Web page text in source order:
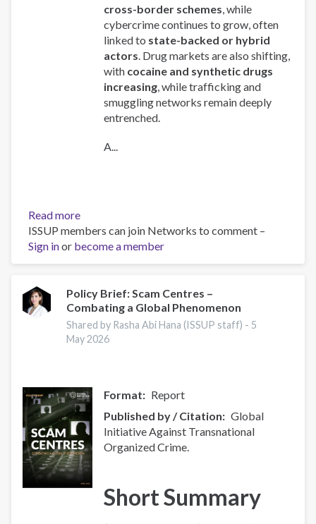
cross-border schemes , while
cybercrime continues to grow, often
linked to state-backed or hybrid
actors . Drug markets are also shifting,
with cocaine and synthetic drugs
increasing , while trafficking and
smuggling networks remain deeply
entrenched.
A...
Read more
Global
Organized
Crime
2025
-
Europe
Overview
ISSUP members can join Networks to comment –
Sign inor become a member
Policy Brief: Scam Centres –
Combating a Global Phenomenon
Shared by Rasha Abi Hana (ISSUP staff) - 5
May 2026
Format
Report
Published by / Citation
Global
Initiative Against Transnational
Organized Crime.
Short Summary